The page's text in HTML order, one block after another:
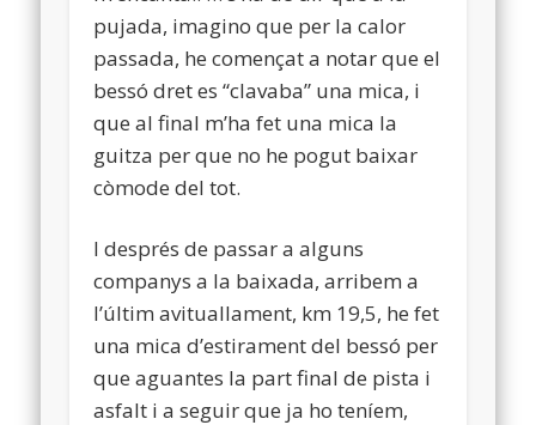
pujada, imagino que per la calor
passada, he començat a notar que el
bessó dret es “clavaba” una mica, i
que al final m’ha fet una mica la
guitza per que no he pogut baixar
còmode del tot.
I després de passar a alguns
companys a la baixada, arribem a
l’últim avituallament, km 19,5, he fet
una mica d’estirament del bessó per
que aguantes la part final de pista i
asfalt i a seguir que ja ho teníem,